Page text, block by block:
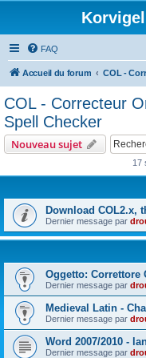
FAQ
Accueil du forum
COL - Correcteur
Spell Checker
Nouveau sujet
17
Download COL2.x,
Dernier message par
Oggetto: Correttore
Dernier message par
Medieval Latin -
Dernier message par
Word 2007/2010 -
Dernier message par